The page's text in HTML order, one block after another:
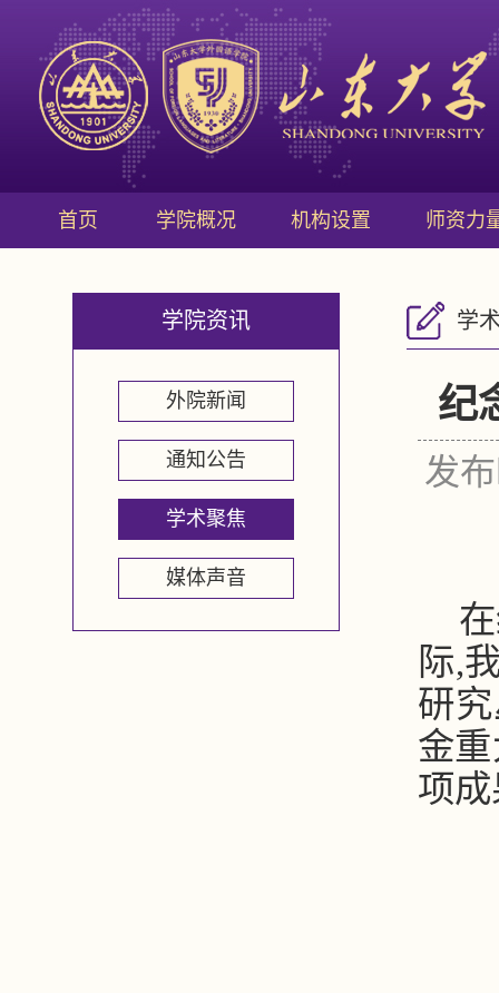
首页 学院概况 机构设置 师资力
学院资讯
外院新闻
通知公告
学术聚焦
媒体声音
学
纪
发
际,
研
金
项